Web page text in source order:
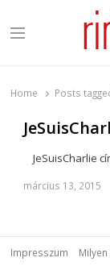
Menu
Home Posts
JeSuisCharlie
március 13, 2015
Impresszum Milyen